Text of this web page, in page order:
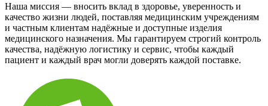
Наша миссия — вносить вклад в здоровье, уверенность и
качество жизни людей, поставляя медицинским учреждениям
и частным клиентам надёжные и доступные изделия
медицинского назначения. Мы гарантируем строгий контроль
качества, надёжную логистику и сервис, чтобы каждый
пациент и каждый врач могли доверять каждой поставке.